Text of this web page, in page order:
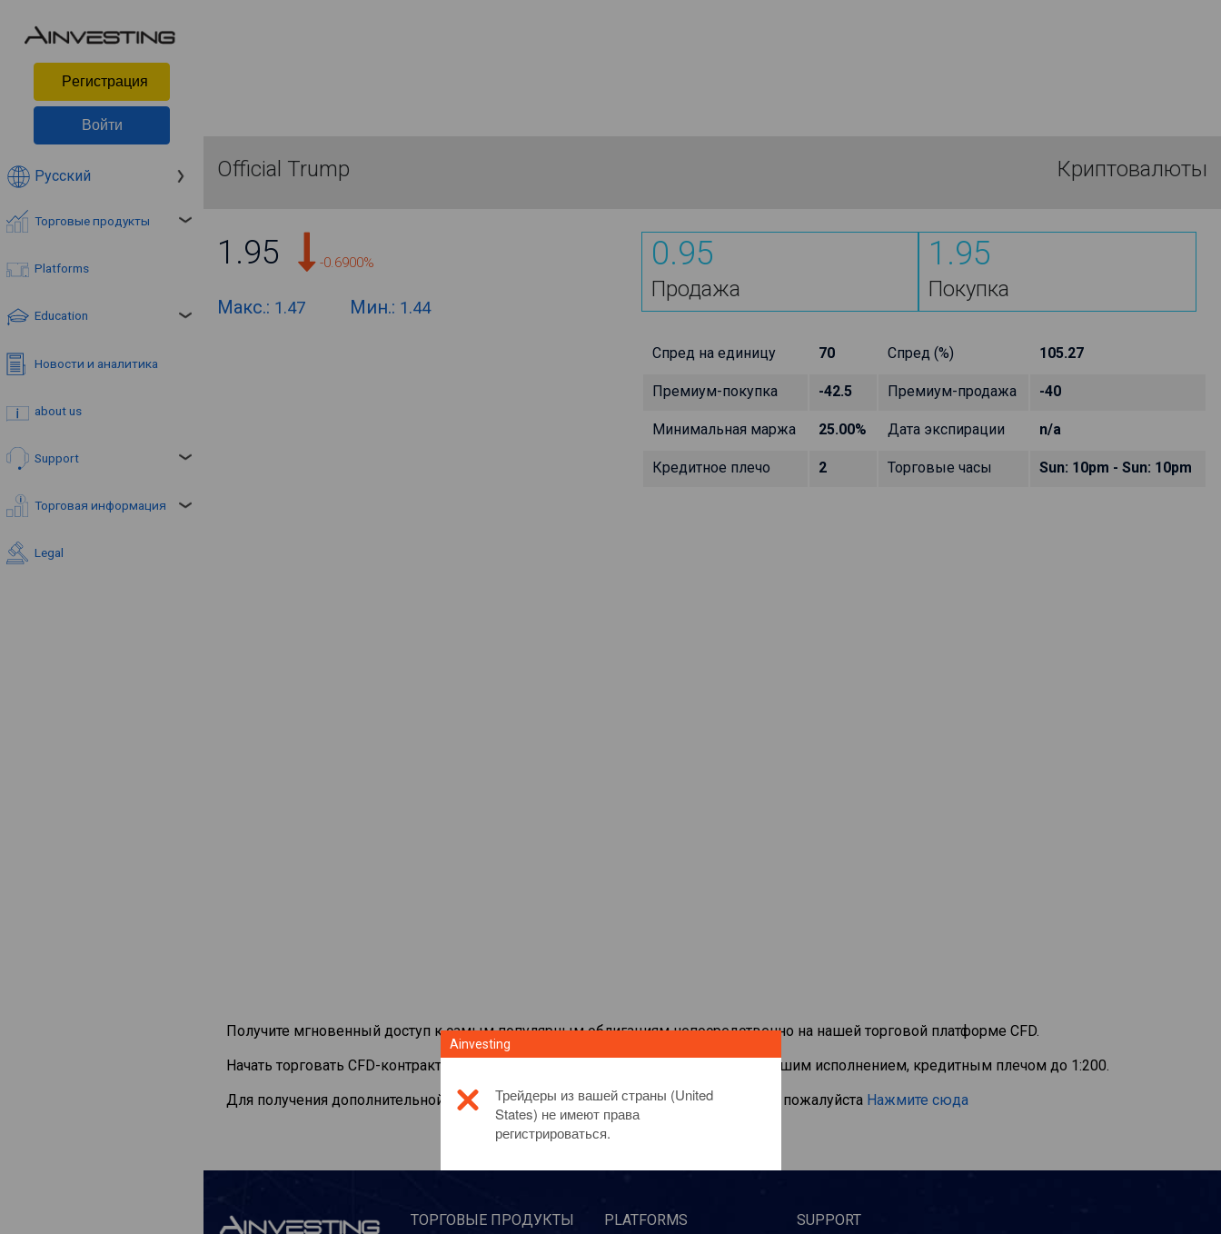
Pегистрация
Войти
Русский
Торговые продукты
Platforms
Education
Новости и аналитика
about us
Support
Торговая информация
Legal
Official Trump Криптовалюты
1.95 -0.6900%
Макс.: 1.47 Мин.: 1.44
0.95
Продажа
1.95
Покупка
Спред на единицу 70 Спред (%) 105.27
Премиум-покупка -42.5 Премиум-продажа -40
Минимальная маржа 25.00% Дата экспирации n/a
Кредитное плечо 2 Торговые часы Sun: 10pm - Sun: 10pm
Получите мгновенный доступ к самым популярным облигациям непосредственно на нашей торговой платформе CFD.
Начать торговать CFD-контрактами на
с минимальной маржой, лучшим исполнением, кредитным плечом до 1:200.
Для получения дополнительной информации об этом инвестиционном продукте, пожалуйста Нажмите сюда
ТОРГОВЫЕ ПРОДУКТЫ PLATFORMS SUPPORT
Ainvesting
Трейдеры из вашей страны (United
States) не имеют права
регистрироваться.